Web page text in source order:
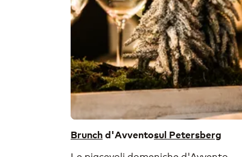
Brunchd'Avventosul Petersberg